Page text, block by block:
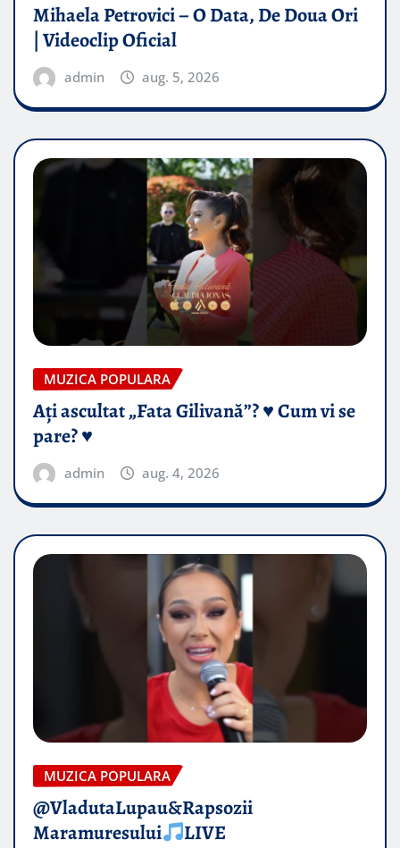
Mihaela Petrovici – O Data, De Doua Ori
| Videoclip Oficial
admin aug. 5, 2026
MUZICA POPULARA
Ați ascultat „Fata Gilivană”? ♥️ Cum vi se
pare? ♥️
admin aug. 4, 2026
MUZICA POPULARA
@VladutaLupau&Rapsozii
Maramuresului
LIVE